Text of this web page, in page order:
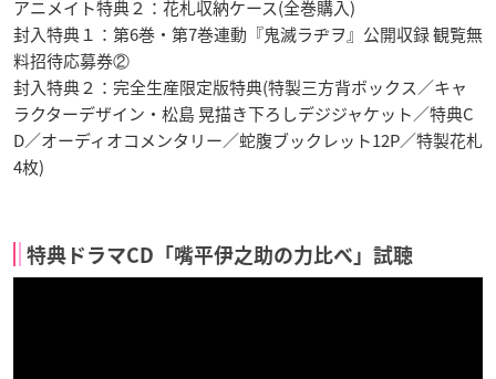
アニメイト特典２：花札収納ケース(全巻購入)
封入特典１：第6巻・第7巻連動『鬼滅ラヂヲ』公開収録 観覧無
料招待応募券②
封入特典２：完全生産限定版特典(特製三方背ボックス／キャ
ラクターデザイン・松島 晃描き下ろしデジジャケット／特典C
D／オーディオコメンタリー／蛇腹ブックレット12P／特製花札
4枚)
特典ドラマCD「嘴平伊之助の力比べ」試聴